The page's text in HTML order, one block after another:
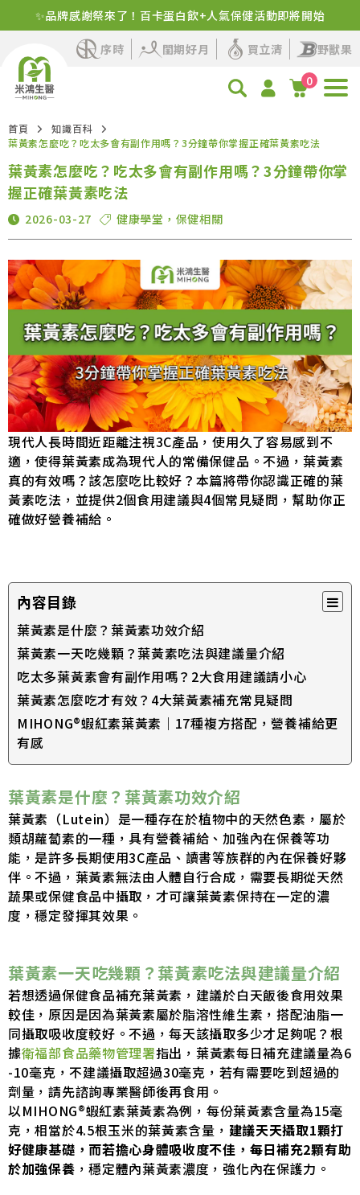
✨品牌感謝祭來了！百卡蛋白飲+人氣保健活動即將開始
序時 閨期好月 買立清
野獸果
0
首頁
知識百科
葉黃素怎麼吃？吃太多會有副作用嗎？3分鐘帶你掌握正確葉黃素吃法
葉黃素怎麼吃？吃太多會有副作用嗎？3分鐘帶你掌
握正確葉黃素吃法
2026-03-27 健康學堂 ， 保健相關
現代人長時間近距離注視3C產品，使用久了容易感到不
適，使得葉黃素成為現代人的常備保健品。不過，葉黃素
真的有效嗎？該怎麼吃比較好？本篇將帶你認識正確的葉
黃素吃法，並提供2個食用建議與4個常見疑問，幫助你正
確做好營養補給。
內容目錄
葉黃素是什麼？葉黃素功效介紹
葉黃素一天吃幾顆？葉黃素吃法與建議量介紹
吃太多葉黃素會有副作用嗎？2大食用建議請小心
葉黃素怎麼吃才有效？4大葉黃素補充常見疑問
MIHONG®蝦紅素葉黃素｜17種複方搭配，營養補給更
有感
葉黃素是什麼？葉黃素功效介紹
葉黃素（Lutein）是一種存在於植物中的天然色素，屬於
類胡蘿蔔素的一種，具有營養補給、加強內在保養等功
能，是許多長期使用3C產品、讀書等族群的內在保養好夥
伴。不過，葉黃素無法由人體自行合成，需要長期從天然
蔬果或保健食品中攝取，才可讓葉黃素保持在一定的濃
度，穩定發揮其效果。
葉黃素一天吃幾顆？葉黃素吃法與建議量介紹
若想透過保健食品補充葉黃素，建議於白天飯後食用效果
較佳，原因是因為葉黃素屬於脂溶性維生素，搭配油脂一
同攝取吸收度較好。不過，每天該攝取多少才足夠呢？根
據衛福部食品藥物管理署指出，葉黃素每日補充建議量為6
-10毫克，不建議攝取超過30毫克，若有需要吃到超過的
劑量，請先諮詢專業醫師後再食用。
以MIHONG®蝦紅素葉黃素為例，每份葉黃素含量為15毫
克，相當於4.5根玉米的葉黃素含量， 建議天天攝取1顆打
好健康基礎，而若擔心身體吸收度不佳，每日補充2顆有助
於加強保養 ，穩定體內葉黃素濃度，強化內在保護力。